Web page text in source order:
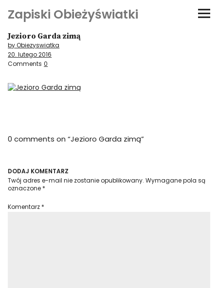
Zapiski Obieżyświatki
Podróże
Kultura i sztuka
Kątem oka
Niezwyczajne ściany
Dom na kółkach
Jezioro Garda zimą
by Obiezyswiatka
20. lutego 2016
Comments 0
0 comments on “Jezioro Garda zimą”
DODAJ KOMENTARZ
Twój adres e-mail nie zostanie opublikowany. Wymagane pola są
oznaczone *
Komentarz *